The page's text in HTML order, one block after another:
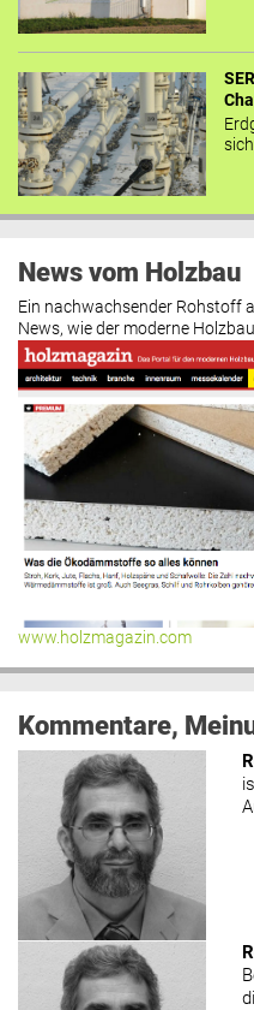
News vom Holzbau
Ein nachwachsender Rohstoff
News, wie der moderne
www.holzmagazin.com
Kommentare,